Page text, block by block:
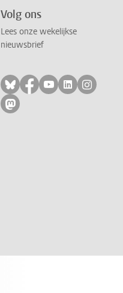
Volg ons
Lees onze wekelijkse
nieuwsbrief
Volg ons op bluesky
Volg ons op
Volg ons op
Volg ons
Volg
Volg ons op mastodon